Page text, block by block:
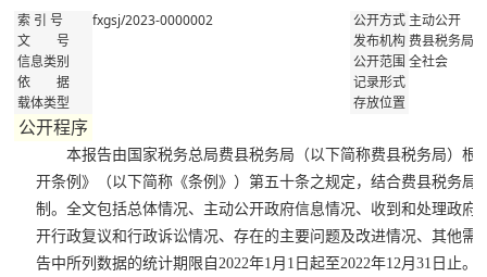
索 引 号 fxgsj/2023-0000002 公开方式 主动公开
文 号 发布机构 费县税务局
信息类别 公开范围全社会
依 据
记录形式
载体类型
存放位置
公开程序
本报告由国家税务总局费县税务局（以下简称费县税务局）根
开条例》（以下简称《条例》）第五十条之规定，结合费县税务局
制。全文包括总体情况、主动公开政府信息情况、收到和处理政府
开行政复议和行政诉讼情况、存在的主要问题及改进情况、其他需
告中所列数据的统计期限自2022年1月1日起至2022年12月31日止。